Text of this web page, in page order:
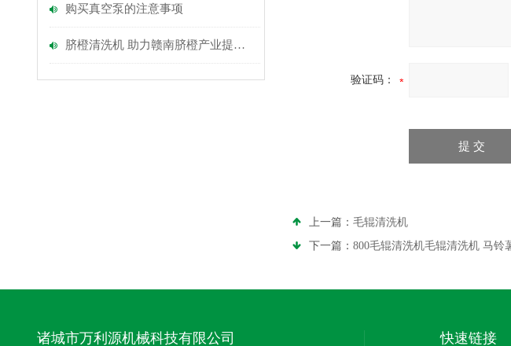
购买真空泵的注意事项
脐橙清洗机 助力赣南脐橙产业提质增效
验证码：
上一篇： 毛辊清洗机
下一篇： 800毛辊清洗机毛辊清洗机 马铃
诸城市万利源机械科技有限公司 快速链接